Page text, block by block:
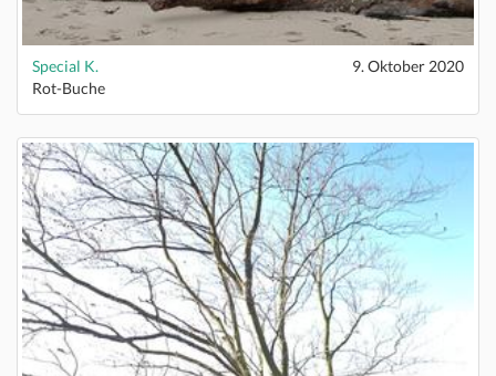
Special K.
9. Oktober 2020
Rot-Buche